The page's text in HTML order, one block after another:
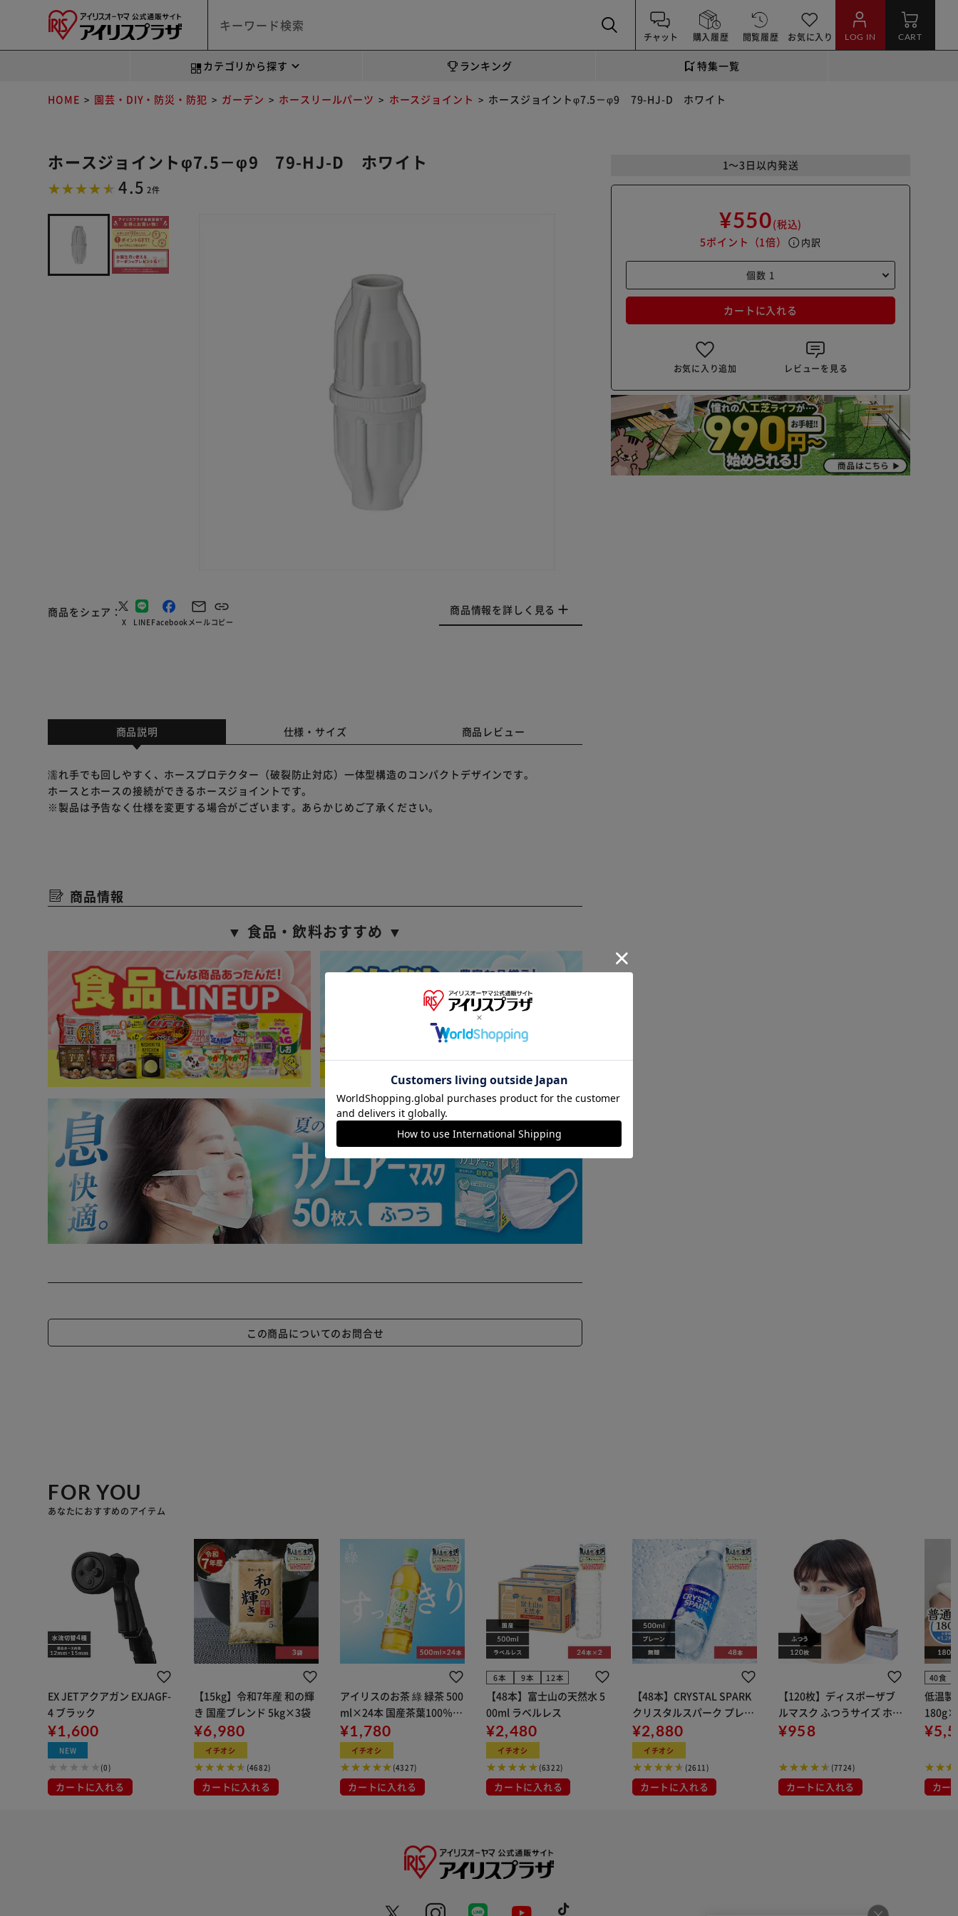
チャット 購入履歴 閲覧履歴 お気に入り LOG IN CART
カテゴリから探す ランキング 特集一覧
HOME 園芸・DIY・防災・防犯 ガーデン ホースリールパーツ ホースジョイント ホースジョイントφ7.5－φ9 79-HJ-D ホワイト
ホースジョイントφ7.5－φ9 79-HJ-D ホワイト
4.5 2件
商品をシェア
X LINEFacebook メールコピー
商品情報を詳しく見る
1～3日以内発送
¥550(税込)
5ポイント （1倍） info 内訳
カートに入れる
お気に入り追加 レビューを見る
商品説明 仕様・サイズ 商品レビュー
濡れ手でも回しやすく、ホースプロテクター（破裂防止対応）一体型構造のコンパクトデザインです。
ホースとホースの接続ができるホースジョイントです。
※製品は予告なく仕様を変更する場合がございます。あらかじめご了承ください。
商品情報
▼ 食品・飲料おすすめ ▼
この商品についてのお問合せ
FOR YOU
あなたにおすすめのアイテム
EX JETアクアガン EXJAGF-
4 ブラック
¥1,600
NEW
(0)
カートに入れる
【15kg】令和7年産 和の輝
き 国産ブレンド 5kg×3袋
¥6,980
イチオシ
(4682)
カートに入れる
アイリスのお茶 綠 緑茶 500
ml×24本 国産茶葉100％使
用
¥1,780
イチオシ
(4327)
カートに入れる
6本 9本 12本
【48本】富士山の天然水 5
00ml ラベルレス
¥2,480
イチオシ
(6322)
カートに入れる
【48本】CRYSTAL SPARK
クリスタルスパーク プレー
ン 500ml
¥2,880
イチオシ
(2611)
カートに入れる
【120枚】ディスポーザブ
ルマスク ふつうサイズ ホワ
イト 大容量 DISPOSABLE
布
¥958
(7724)
カートに入れる
40食
低温製
カー
※ご確認ください